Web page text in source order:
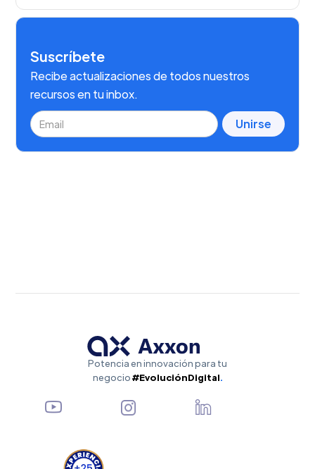
Suscríbete
Recibe actualizaciones de todos nuestros
recursos en tu inbox.
Potencia en innovación para tu
negocio#EvoluciónDigital.